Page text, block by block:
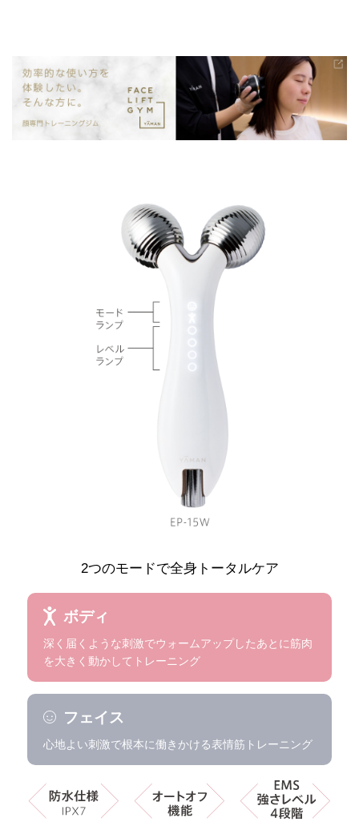
2つのモードで全身トータルケア
ボディ
深く届くような刺激でウォームアップしたあとに筋肉
を大きく動かしてトレーニング
フェイス
心地よい刺激で根本に働きかける表情筋トレーニング